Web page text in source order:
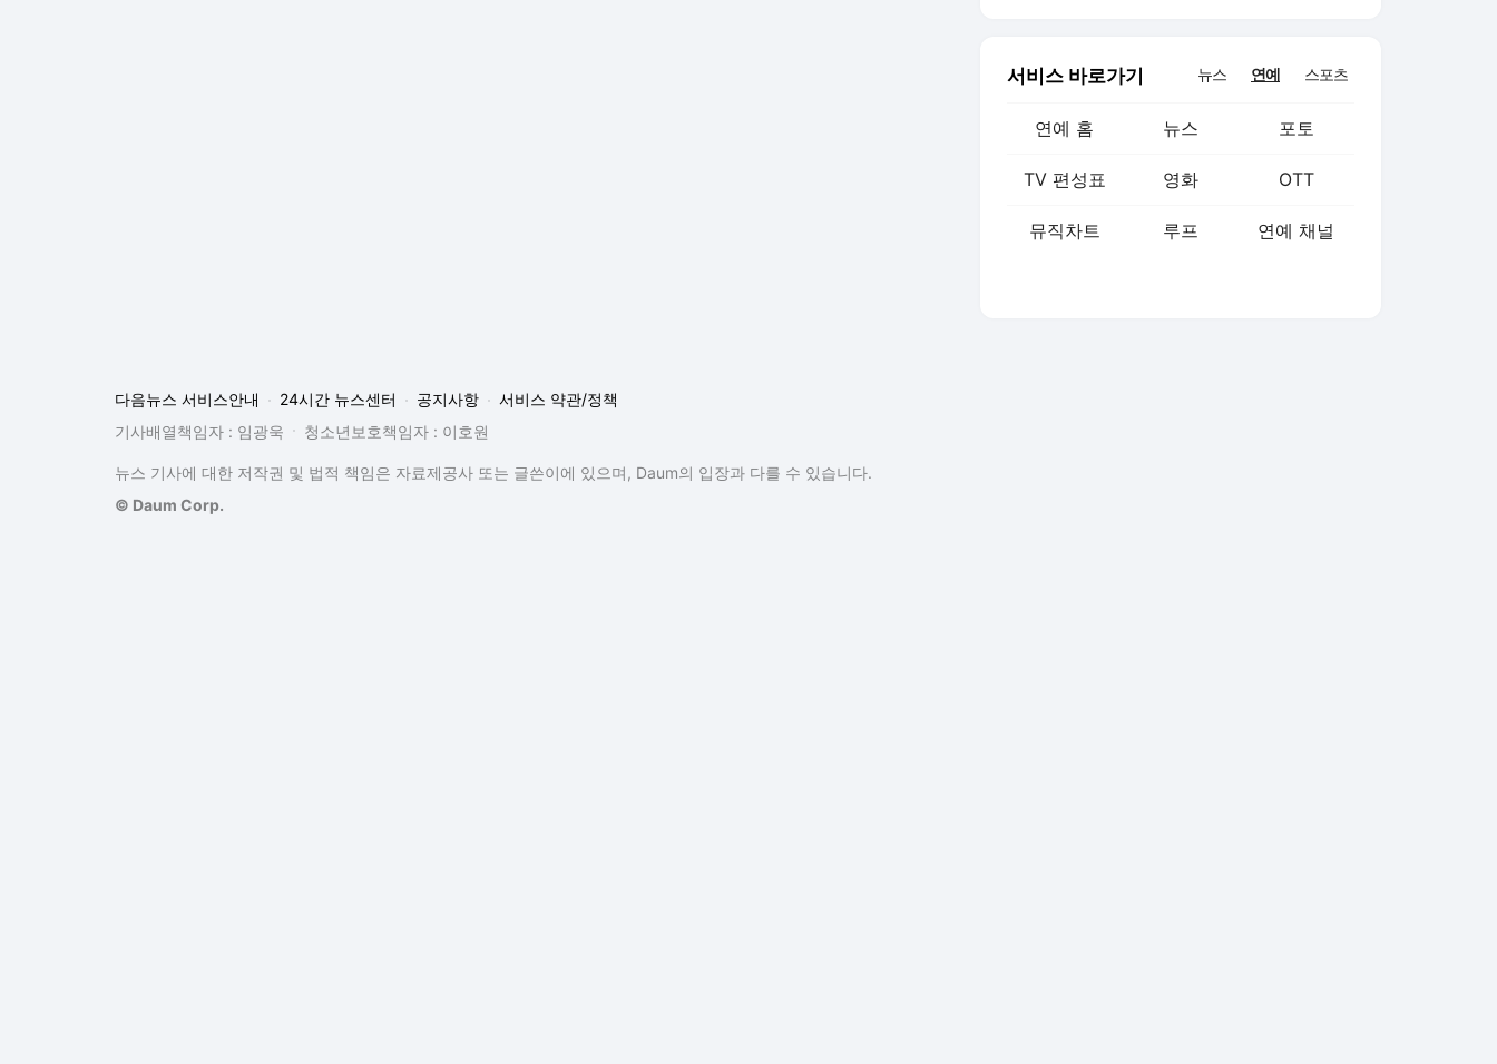
서비스 바로가기 뉴스 연예 스포츠
연예 홈 뉴스 포토
TV 편성표 영화 OTT
뮤직차트 루프 연예 채널
다음뉴스 서비스안내 24시간 뉴스센터 공지사항
서비스 약관/정책
기사배열책임자 : 임광욱
청소년보호책임자 : 이호원
뉴스 기사에 대한 저작권 및 법적 책임은 자료제공사 또는 글쓴이에 있으며, Daum의 입장과 다를 수 있습니다.
© Daum Corp.